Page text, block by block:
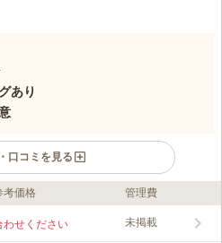
あり
口コミを見る
亀戸にある臨済宗永源寺派の寺院です。
考価格 管理費
わせください 未掲載